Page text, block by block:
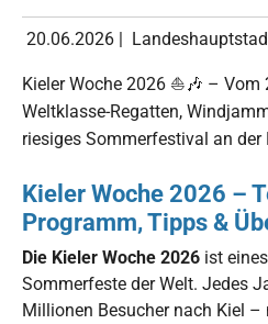
20.06.2026 |
Kieler Woche 2026 ⛵🎶 –
Weltklasse-Regatten,
riesiges Sommerfestival an der
Kieler Woche 2026 –
Programm, Tipps &
Die Kieler Woche 2026 ist
Sommerfeste der Welt. Jedes
Millionen Besucher nach Kiel –